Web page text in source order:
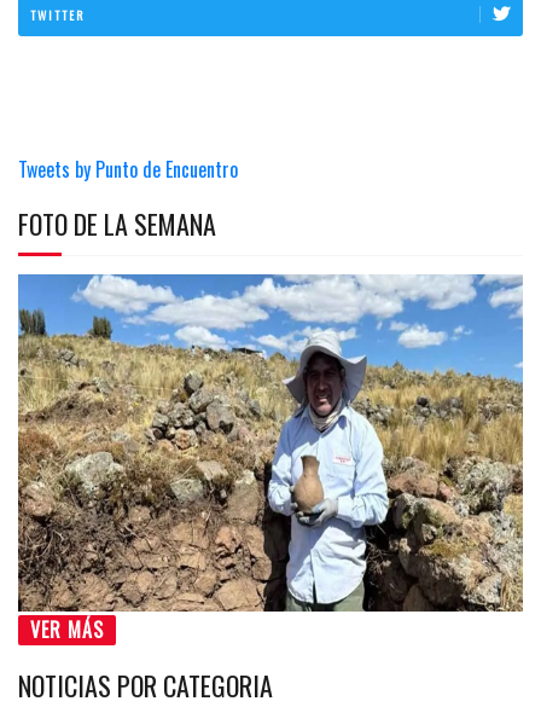
TWITTER
Tweets by Punto de Encuentro
FOTO DE LA SEMANA
VER MÁS
NOTICIAS POR CATEGORIA